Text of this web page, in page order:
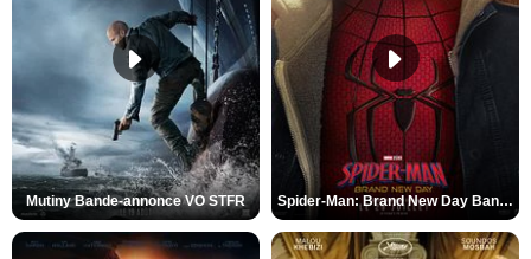
Mutiny Bande-annonce VO STFR Spider-Man: Brand New Day Bande-annonce VO STFR